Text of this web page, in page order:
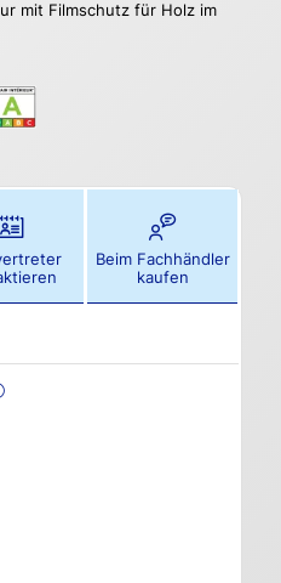
mit Filmschutz für Holz im
Beim Fachhändler
kaufen